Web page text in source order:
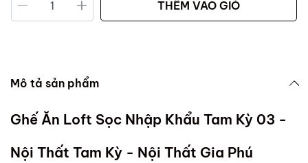
THÊM VÀO GIỎ
Mô tả sản phẩm
Ghế Ăn Loft Sọc Nhập Khẩu Tam Kỳ 03 -
Nội Thất Tam Kỳ - Nội Thất Gia Phú